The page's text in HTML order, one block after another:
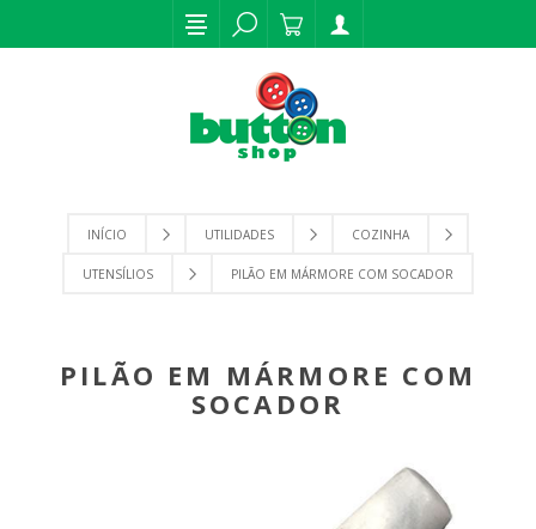
INÍCIO UTILIDADES COZINHA
UTENSÍLIOS PILÃO EM MÁRMORE COM SOCADOR
PILÃO EM MÁRMORE COM
SOCADOR